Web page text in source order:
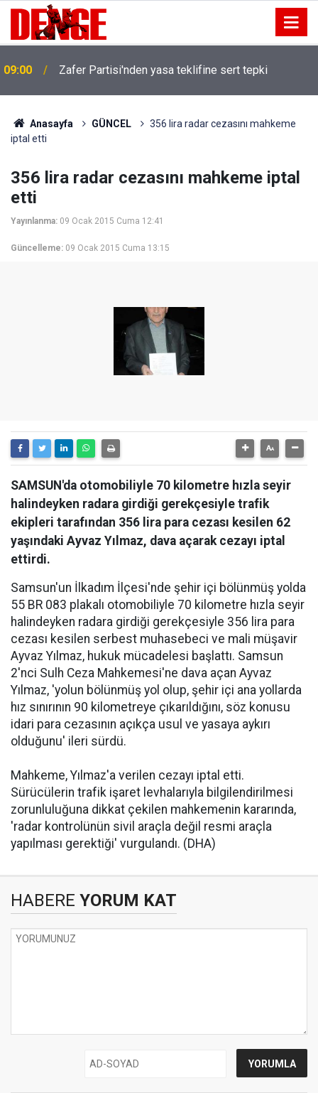
09:00 Zafer Partisi'nden yasa teklifine sert tepki
Anasayfa GÜNCEL
356 lira radar cezasını mahkeme
iptal etti
356 lira radar cezasını mahkeme iptal
etti
Yayınlanma: 09 Ocak 2015 Cuma 12:41
Güncelleme: 09 Ocak 2015 Cuma 13:15
SAMSUN'da otomobiliyle 70 kilometre hızla seyir
halindeyken radara girdiği gerekçesiyle trafik
ekipleri tarafından 356 lira para cezası kesilen 62
yaşındaki Ayvaz Yılmaz, dava açarak cezayı iptal
ettirdi.
Samsun'un İlkadım İlçesi'nde şehir içi bölünmüş yolda
55 BR 083 plakalı otomobiliyle 70 kilometre hızla seyir
halindeyken radara girdiği gerekçesiyle 356 lira para
cezası kesilen serbest muhasebeci ve mali müşavir
Ayvaz Yılmaz, hukuk mücadelesi başlattı. Samsun
2'nci Sulh Ceza Mahkemesi'ne dava açan Ayvaz
Yılmaz, 'yolun bölünmüş yol olup, şehir içi ana yollarda
hız sınırının 90 kilometreye çıkarıldığını, söz konusu
idari para cezasının açıkça usul ve yasaya aykırı
olduğunu' ileri sürdü.
Mahkeme, Yılmaz'a verilen cezayı iptal etti.
Sürücülerin trafik işaret levhalarıyla bilgilendirilmesi
zorunluluğuna dikkat çekilen mahkemenin kararında,
'radar kontrolünün sivil araçla değil resmi araçla
yapılması gerektiği' vurgulandı. (DHA)
HABERE YORUM KAT